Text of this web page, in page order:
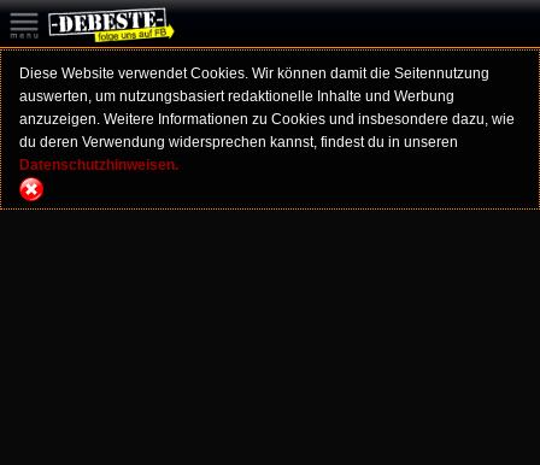
Diese Website verwendet Cookies. Wir können damit die Seitennutzung
auswerten, um nutzungsbasiert redaktionelle Inhalte und Werbung
anzuzeigen. Weitere Informationen zu Cookies und insbesondere dazu, wie
du deren Verwendung widersprechen kannst, findest du in unseren
Datenschutzhinweisen.